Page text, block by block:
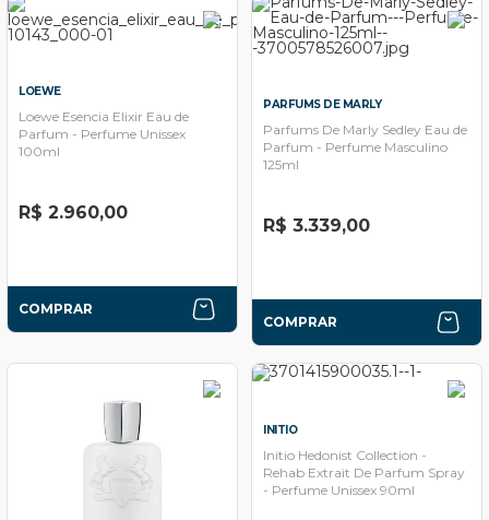
LOEWE
Loewe Esencia Elixir Eau de
Parfum - Perfume Unissex
100ml
R$ 2.960,00
COMPRAR
PARFUMS DE MARLY
Parfums De Marly Sedley Eau de
Parfum - Perfume Masculino
125ml
R$ 3.339,00
COMPRAR
INITIO
Initio Hedonist Collection -
Rehab Extrait De Parfum Spray
- Perfume Unissex 90ml